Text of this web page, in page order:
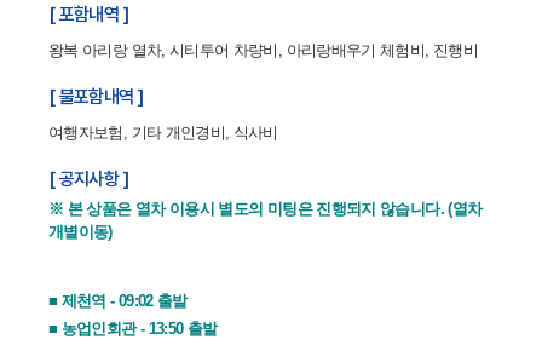
[ 포함내역 ]
왕복 아리랑 열차, 시티투어 차량비, 아리랑배우기 체험비, 진행비
[ 불포함내역 ]
여행자보험, 기타 개인경비, 식사비
[ 공지사항 ]
※ 본 상품은 열차 이용시 별도의 미팅은 진행되지 않습니다. (열차
개별이동)
■ 제천역 - 09:02 출발
■ 농업인회관 - 13:50 출발